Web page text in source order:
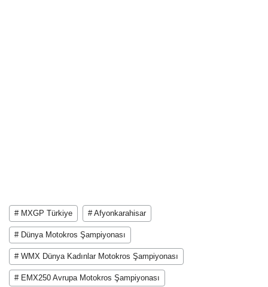
# MXGP Türkiye # Afyonkarahisar
# Dünya Motokros Şampiyonası
# WMX Dünya Kadınlar Motokros Şampiyonası
# EMX250 Avrupa Motokros Şampiyonası